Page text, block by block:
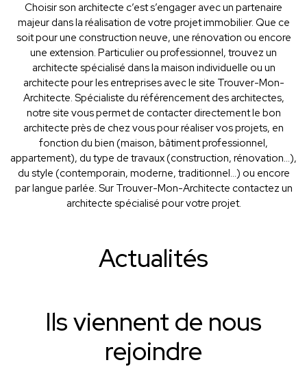
Choisir son architecte c’est s’engager avec un partenaire
majeur dans la réalisation de votre projet immobilier. Que ce
soit pour une construction neuve, une rénovation ou encore
une extension. Particulier ou professionnel, trouvez un
architecte spécialisé dans la maison individuelle ou un
architecte pour les entreprises avec le site Trouver-Mon-
Architecte. Spécialiste du référencement des architectes,
notre site vous permet de contacter directement le bon
architecte près de chez vous pour réaliser vos projets, en
fonction du bien (maison, bâtiment professionnel,
appartement), du type de travaux (construction, rénovation...),
du style (contemporain, moderne, traditionnel...) ou encore
par langue parlée. Sur Trouver-Mon-Architecte contactez un
architecte spécialisé pour votre projet.
Actualités
Ils viennent de nous
rejoindre